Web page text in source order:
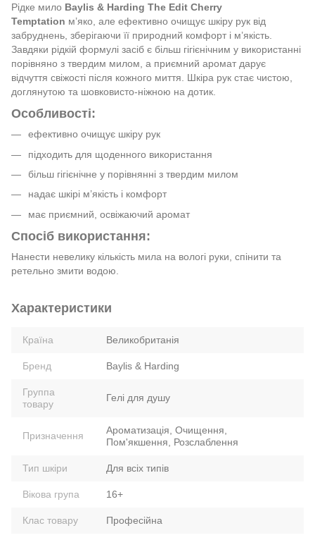
Рідке мило Baylis & Harding The Edit Cherry
Temptation м’яко, але ефективно очищує шкіру рук від
забруднень, зберігаючи її природний комфорт і м’якість.
Завдяки рідкій формулі засіб є більш гігієнічним у використанні
порівняно з твердим милом, а приємний аромат дарує
відчуття свіжості після кожного миття. Шкіра рук стає чистою,
доглянутою та шовковисто-ніжною на дотик.
Особливості:
ефективно очищує шкіру рук
підходить для щоденного використання
більш гігієнічне у порівнянні з твердим милом
надає шкірі м’якість і комфорт
має приємний, освіжаючий аромат
Спосіб використання:
Нанести невелику кількість мила на вологі руки, спінити та
ретельно змити водою.
Характеристики
Країна Великобританія
Бренд Baylis & Harding
Группа
товару
Гелі для душу
Призначення
Ароматизація, Очищення,
Пом'якшення, Розслаблення
Тип шкіри Для всіх типів
Вікова група 16+
Клас товару Професійна